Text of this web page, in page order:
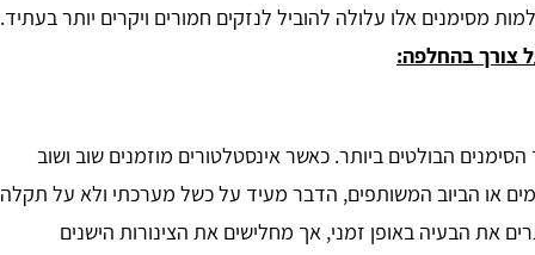
מסימנים אלו עלולה להוביל לנזקים חמורים ויקרים יותר בעתיד.
צורך בהחלפה:
הבולטים ביותר. כאשר אינסטלטורים מוזמנים שוב ושוב
או הביוב המשותפים, הדבר מעיד על כשל מערכתי ולא על תקלה
את הבעיה באופן זמני, אך מחלישים את הצינורות הישנים